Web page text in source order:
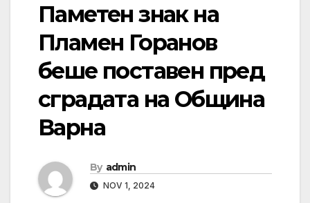
Паметен знак на
Пламен Горанов
беше поставен пред
сградата на Община
Варна
By admin
NOV 1, 2024